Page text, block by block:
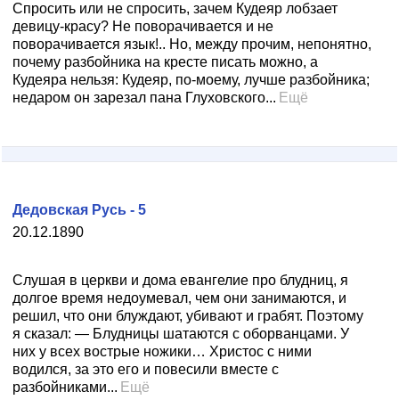
Спросить или не спросить, зачем Кудеяр лобзает
девицу-красу? Не поворачивается и не
поворачивается язык!.. Но, между прочим, непонятно,
почему разбойника на кресте писать можно, а
Кудеяра нельзя: Кудеяр, по-моему, лучше разбойника;
недаром он зарезал пана Глуховского... Ещё
20.12.1890
Дедовская Русь - 5
Слушая в церкви и дома евангелие про блудниц, я
долгое время недоумевал, чем они занимаются, и
решил, что они блуждают, убивают и грабят. Поэтому
я сказал: — Блудницы шатаются с оборванцами. У
них у всех вострые ножики… Христос с ними
водился, за это его и повесили вместе с
разбойниками... Ещё